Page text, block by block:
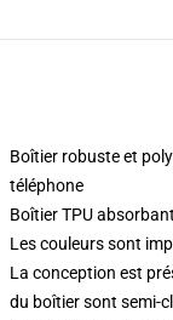
Boîtier robuste et
téléphone
Boîtier TPU
Les couleurs sont
La conception est
du boîtier sont semi-